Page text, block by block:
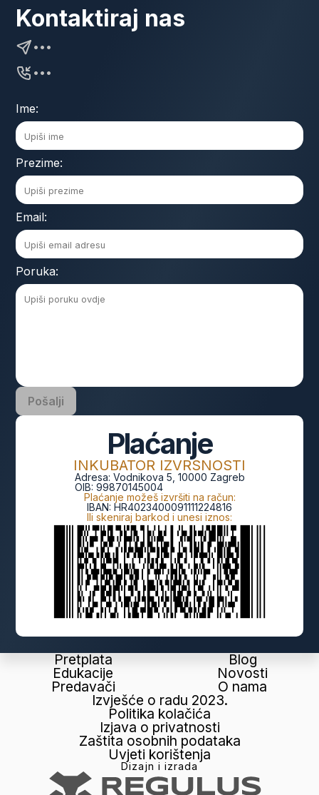
Kontaktiraj nas
•••
•••
Ime:
Prezime:
Email:
Poruka:
Pošalji
Plaćanje
INKUBATOR IZVRSNOSTI
Adresa: Vodnikova 5, 10000 Zagreb
OIB: 99870145004
Plaćanje možeš izvršiti na račun:
IBAN: HR4023400091111224816
Ili skeniraj barkod i unesi iznos:
Pretplata
Edukacije
Predavači
Blog
Novosti
O nama
Izvješće o radu 2023.
Politika kolačića
Izjava o privatnosti
Zaštita osobnih podataka
Uvjeti korištenja
Dizajn i izrada